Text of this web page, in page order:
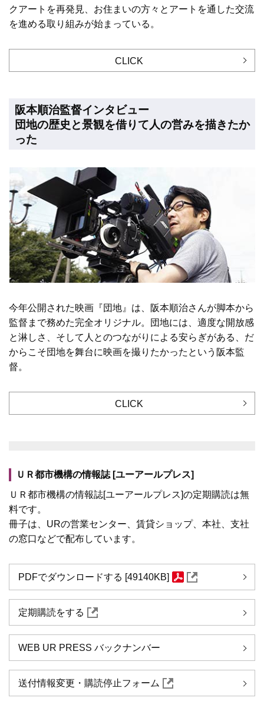
クアートを再発見、お住まいの方々とアートを通した交流
を進める取り組みが始まっている。
CLICK
阪本順治監督インタビュー
団地の歴史と景観を借りて人の営みを描きたか
った
今年公開された映画『団地』は、阪本順治さんが脚本から
監督まで務めた完全オリジナル。団地には、適度な開放感
と淋しさ、そして人とのつながりによる安らぎがある、だ
からこそ団地を舞台に映画を撮りたかったという阪本監
督。
CLICK
ＵＲ都市機構の情報誌 [ユーアールプレス]
ＵＲ都市機構の情報誌[ユーアールプレス]の定期購読は無
料です。
冊子は、URの営業センター、賃貸ショップ、本社、支社
の窓口などで配布しています。
PDFでダウンロードする [49140KB]
定期購読をする
WEB UR PRESS バックナンバー
送付情報変更・購読停止フォーム